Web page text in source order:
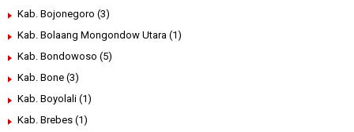
Kab. Bojonegoro (3)
Kab. Bolaang Mongondow Utara (1)
Kab. Bondowoso (5)
Kab. Bone (3)
Kab. Boyolali (1)
Kab. Brebes (1)